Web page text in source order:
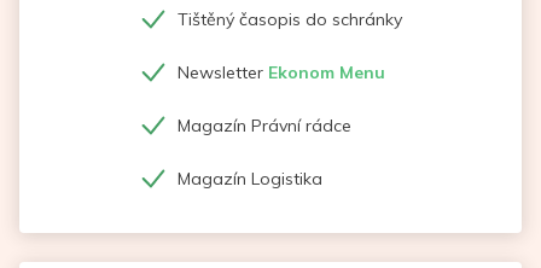
Tištěný časopis do schránky
Newsletter Ekonom Menu
Magazín Právní rádce
Magazín Logistika